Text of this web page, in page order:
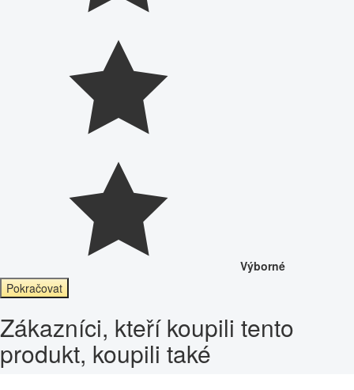
Výborné
Pokračovat
Zákazníci, kteří koupili tento
produkt, koupili také